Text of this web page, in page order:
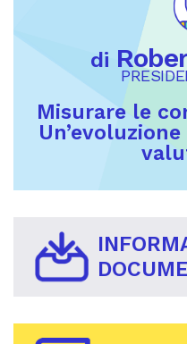
di
Misurare le